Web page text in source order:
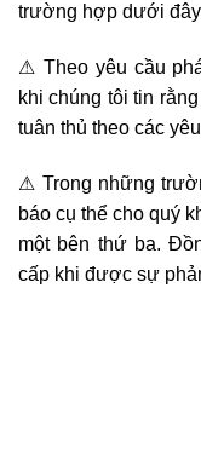
trường hợp dưới
⚠ Theo yêu cầu
khi chúng tôi tin
tuân thủ theo các
⚠ Trong những
báo cụ thể cho quý
một bên thứ ba.
cấp khi được sự